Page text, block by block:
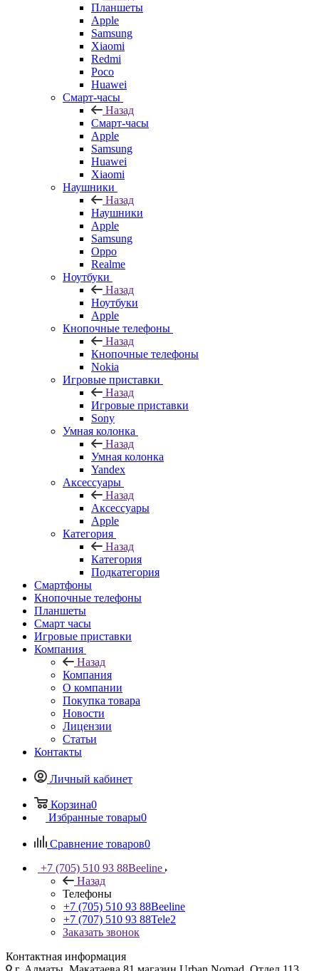
Планшеты
Apple
Samsung
Xiaomi
Redmi
Poco
Huawei
Смарт-часы
Назад
Смарт-часы
Apple
Samsung
Huawei
Xiaomi
Наушники
Назад
Наушники
Apple
Samsung
Oppo
Realme
Ноутбуки
Назад
Ноутбуки
Apple
Кнопочные телефоны
Назад
Кнопочные телефоны
Nokia
Игровые приставки
Назад
Игровые приставки
Sony
Умная колонка
Назад
Умная колонка
Yandex
Аксессуары
Назад
Аксессуары
Apple
Категория
Назад
Категория
Подкатегория
Смартфоны
Кнопочные телефоны
Планшеты
Смарт часы
Игровые приставки
Компания
Назад
Компания
О компании
Покупка товара
Новости
Лицензии
Статьи
Контакты
Личный кабинет
Корзина0
Избранные товары0
Сравнение товаров0
+7 (705) 510 93 88Beeline
Назад
Телефоны
+7 (705) 510 93 88Beeline
+7 (707) 510 93 88Tele2
Заказать звонок
Контактная информация